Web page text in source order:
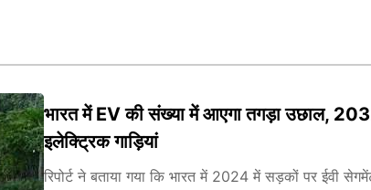
भारत में EV की संख्या में आएगा तगड़ा उछाल,
इलेक्ट्रिक गाड़ियां
रिपोर्ट ने बताया गया कि भारत में 2024 में सड़कों पर ईवी